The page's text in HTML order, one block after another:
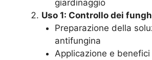
giardinaggio
Uso 1: Controllo dei
Preparazione della
antifungina
Applicazione e benefici